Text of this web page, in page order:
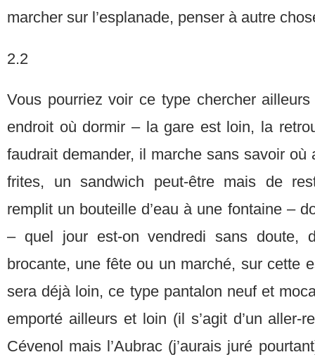
marcher sur l’esplanade, penser à autre
2.2
Vous pourriez voir ce type chercher ailleurs
endroit où dormir – la gare est loin, la
faudrait demander, il marche sans savoir où
frites, un sandwich peut-être mais de
remplit un bouteille d’eau à une fontaine –
– quel jour est-on vendredi sans doute,
brocante, une fête ou un marché, sur cette
sera déjà loin, ce type pantalon neuf et
emporté ailleurs et loin (il s’agit d’un aller-
Cévenol mais l’Aubrac (j’aurais juré